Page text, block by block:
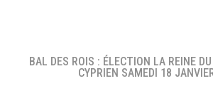
BAL DES ROIS : ÉLECTION LA REINE
CYPRIEN SAMEDI 18